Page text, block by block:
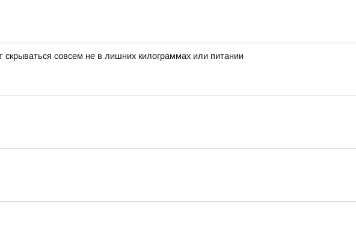
совсем не в лишних килограммах или питании